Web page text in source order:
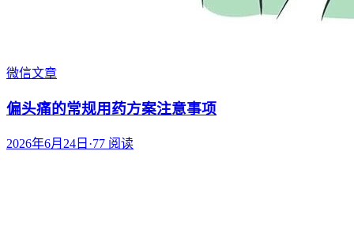
微信文章
偏头痛的常规用药方案注意事项
2026年6月24日 ·77 阅读